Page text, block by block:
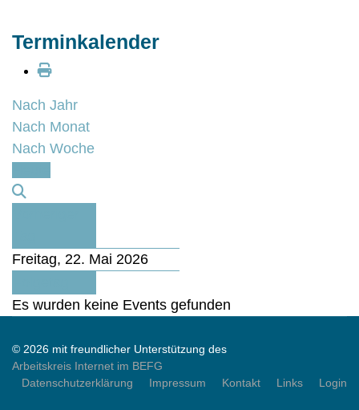
Terminkalender
Nach Jahr
Nach Monat
Nach Woche
Freitag, 22. Mai 2026
Es wurden keine Events gefunden
© 2026 mit freundlicher Unterstützung des
Arbeitskreis Internet im BEFG
Datenschutzerklärung
Impressum Kontakt Links Login